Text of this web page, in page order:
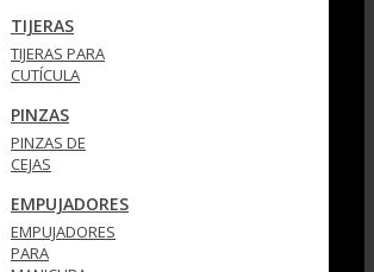
TIJERAS
TIJERAS PARA
CUTÍCULA
PINZAS
PINZAS DE
CEJAS
EMPUJADORES
EMPUJADORES
PARA